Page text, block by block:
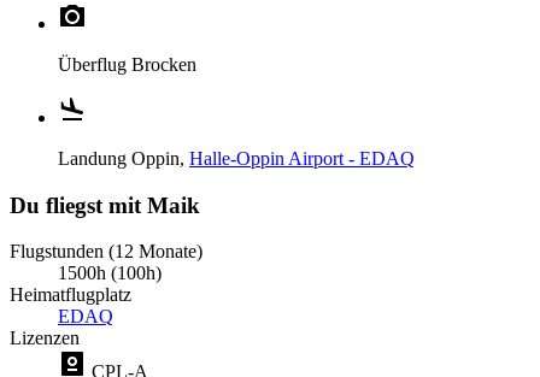
Überflug Brocken
Landung Oppin, Halle-Oppin Airport - EDAQ
Du fliegst mit Maik
Flugstunden (12 Monate)
1500h (100h)
Heimatflugplatz
EDAQ
Lizenzen
CPL-A